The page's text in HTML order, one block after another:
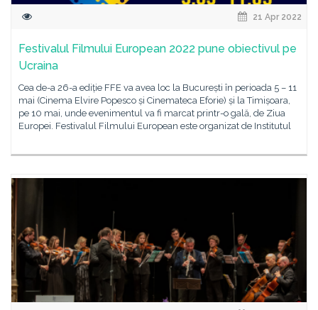
21 Apr 2022
Festivalul Filmului European 2022 pune obiectivul pe
Ucraina
Cea de-a 26-a ediție FFE va avea loc la București în perioada 5 – 11
mai (Cinema Elvire Popesco și Cinemateca Eforie) și la Timișoara,
pe 10 mai, unde evenimentul va fi marcat printr-o gală, de Ziua
Europei. Festivalul Filmului European este organizat de Institutul